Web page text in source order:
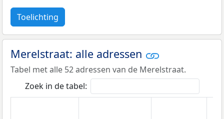
Toelichting
Merelstraat: alle adressen
Tabel met alle 52 adressen van de Merelstraat.
Zoek in de tabel: